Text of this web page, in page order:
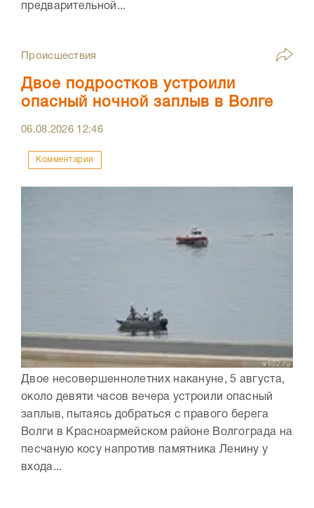
предварительной...
Происшествия
Двое подростков устроили
опасный ночной заплыв в Волге
06.08.2026 12:46
Комментарии
Двое несовершеннолетних накануне, 5 августа,
около девяти часов вечера устроили опасный
заплыв, пытаясь добраться с правого берега
Волги в Красноармейском районе Волгограда на
песчаную косу напротив памятника Ленину у
входа...